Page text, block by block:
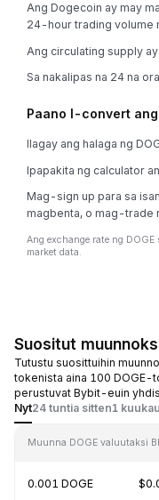
Ang Dogecoin ay may
24-hour trading volume
Ang circulating supply ay
Sa nakalipas na 24 na
Paano I-convert ang
Ilagay ang halaga ng
Ipapakita ng calculator
Mag-sign up para sa
magbenta, o mag-trade
Ang exchange rate ng
market data.
Suositut
Tutustu suosittuihin
tokenista aina 100 DOGE-
perustuvat Bybit-euin
Nyt24 tuntia sitten1
Muunna DOGE valuutaksi
0.001 DOGE